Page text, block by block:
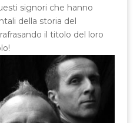
signori che hanno
della storia del
il titolo del loro